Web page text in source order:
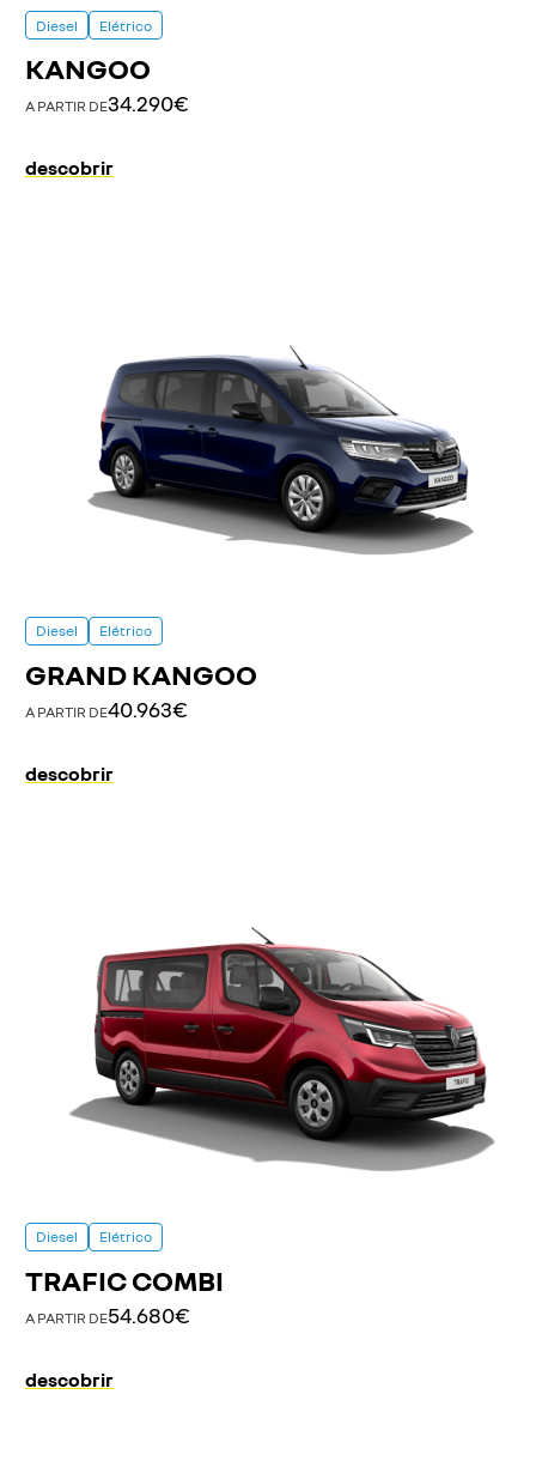
Diesel Elétrico
KANGOO
A PARTIR DE34.290€
descobrir
Diesel Elétrico
GRAND KANGOO
A PARTIR DE40.963€
descobrir
Diesel Elétrico
TRAFIC COMBI
A PARTIR DE54.680€
descobrir